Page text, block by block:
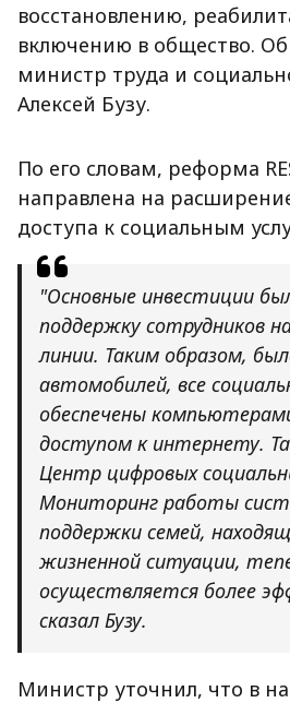
восстановлению,
включению в общество. Об
министр труда и
Алексей Бузу.
По его словам, реформа
направлена на
доступа к социальным
"Основные инвестиции
поддержку сотрудников
линии. Таким образом,
автомобилей, все
обеспечены
доступом к интернету.
Центр цифровых
Мониторинг работы
поддержки семей,
жизненной ситуации,
осуществляется более
сказал Бузу.
Министр уточнил, что в